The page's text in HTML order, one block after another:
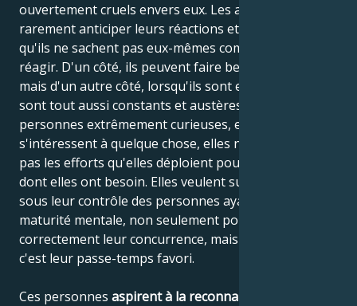
ouvertement cruels envers eux. Les autres peuvent
rarement anticiper leurs réactions et il est possible
qu'ils ne sachent pas eux-mêmes comment ils vont
réagir. D'un côté, ils peuvent faire beaucoup de bien,
mais d'un autre côté, lorsqu'ils sont en colère, ils
sont tout aussi constants et austères. Ce sont des
personnes extrêmement curieuses, et si elles
s'intéressent à quelque chose, elles ne regretteront
pas les efforts qu'elles déploient pour trouver ce
dont elles ont besoin. Elles veulent surtout avoir
sous leur contrôle des personnes ayant la même
maturité mentale, non seulement pour comprendre
correctement leur concurrence, mais aussi parce que
c'est leur passe-temps favori.
Ces personnes aspirent à la reconnaissance de leurs